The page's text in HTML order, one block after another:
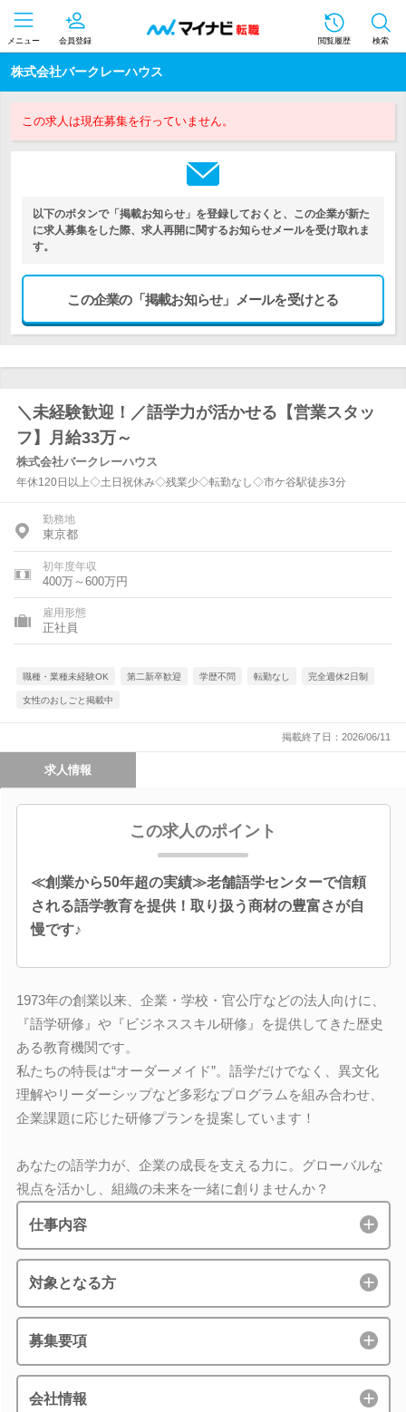
メニュー 会員登録 閲覧履歴 検索
株式会社バークレーハウス
この求人は現在募集を行っていません。
以下のボタンで「掲載お知らせ」を登録しておくと、この企業が新た
に求人募集をした際、求人再開に関するお知らせメールを受け取れま
す。
この企業の「掲載お知らせ」メールを受けとる
＼未経験歓迎！／語学力が活かせる【営業スタッ
フ】月給33万～
株式会社バークレーハウス
年休120日以上◇土日祝休み◇残業少◇転勤なし◇市ケ谷駅徒歩3分
勤務地
東京都
初年度年収
400万～600万円
雇用形態
正社員
職種・業種未経験OK 第二新卒歓迎 学歴不問 転勤なし 完全週休2日制
女性のおしごと掲載中
掲載終了日：2026/06/11
求人情報
この求人のポイント
≪創業から50年超の実績≫老舗語学センターで信頼
される語学教育を提供！取り扱う商材の豊富さが自
慢です♪
1973年の創業以来、企業・学校・官公庁などの法人向けに、
『語学研修』や『ビジネススキル研修』を提供してきた歴史
ある教育機関です。
私たちの特長は“オーダーメイド”。語学だけでなく、異文化
理解やリーダーシップなど多彩なプログラムを組み合わせ、
企業課題に応じた研修プランを提案しています！
あなたの語学力が、企業の成長を支える力に。グローバルな
視点を活かし、組織の未来を一緒に創りませんか？
仕事内容
対象となる方
募集要項
会社情報